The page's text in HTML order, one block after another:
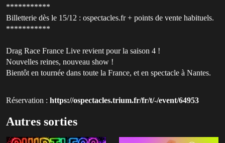
***********
Billetterie dès le 15/12 : ospectacles.fr + points de vente habituels.
***********
Drag Race France Live revient pour la saison 4 !
Nouvelles reines, nouveau show !
Bientôt en tournée dans toute la France, et en spectacle à Nantes.
Réservation : https://ospectacles.trium.fr/fr/t/-/event/64953
Autres sorties